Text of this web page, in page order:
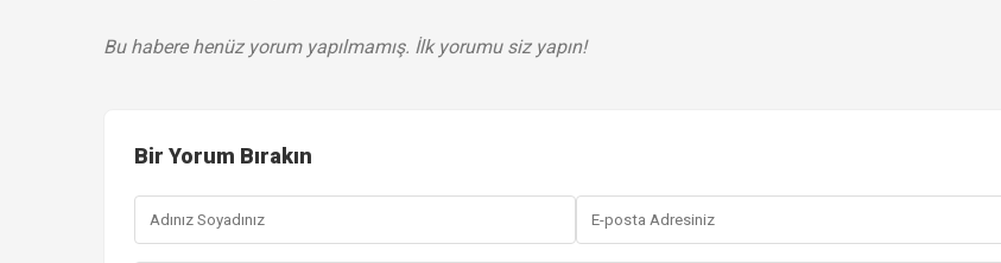
Bu habere henüz yorum yapılmamış. İlk yorumu siz yapın!
Bir Yorum Bırakın